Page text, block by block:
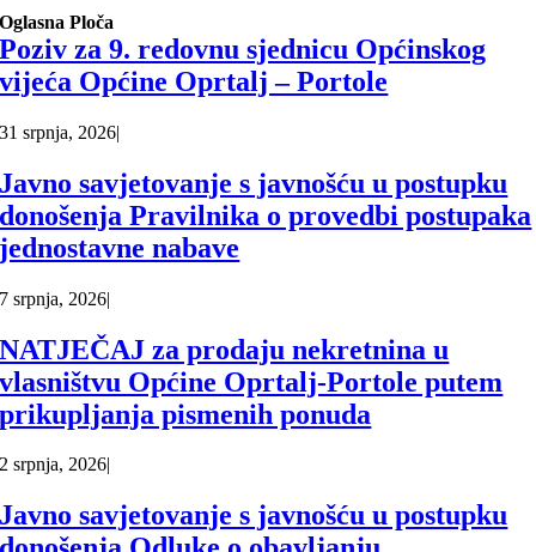
Oglasna Ploča
Poziv za 9. redovnu sjednicu Općinskog
vijeća Općine Oprtalj – Portole
31 srpnja, 2026|
Javno savjetovanje s javnošću u postupku
donošenja Pravilnika o provedbi postupaka
jednostavne nabave
7 srpnja, 2026|
NATJEČAJ za prodaju nekretnina u
vlasništvu Općine Oprtalj-Portole putem
prikupljanja pismenih ponuda
2 srpnja, 2026|
Javno savjetovanje s javnošću u postupku